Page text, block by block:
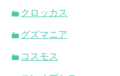
クロッカス
グズマニア
コスモス